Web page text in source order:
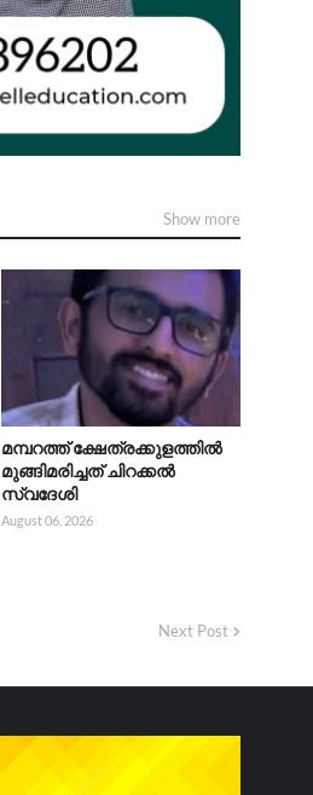
Show more
മമ്പറത്ത് ക്ഷേത്രക്കുളത്തിൽ
മുങ്ങിമരിച്ചത് ചിറക്കൽ
സ്വദേശി
August 06, 2026
Next Post